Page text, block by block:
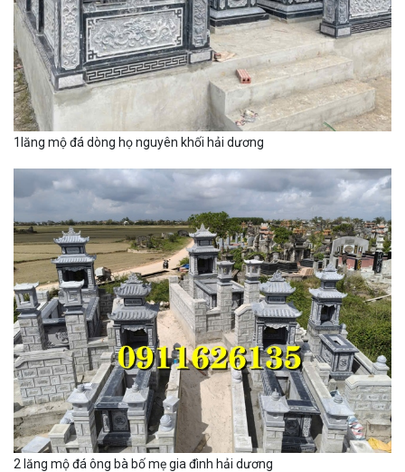
1lăng mộ đá dòng họ nguyên khối hải dương
2 lăng mộ đá ông bà bố mẹ gia đình hải dương